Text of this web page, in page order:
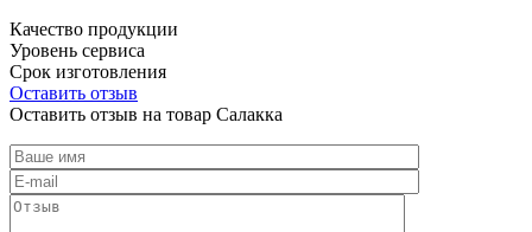
Качество продукции
Уровень сервиса
Срок изготовления
Оставить отзыв
Оставить отзыв на товар Салакка